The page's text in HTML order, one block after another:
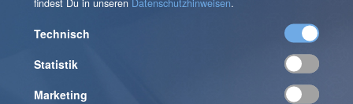
Beide Maße können für unterschiedliche Thresholds
(Grenzen) ermittelt werden. Ein relativ hoher
Precision-Wert lässt sich durch die Empfehlung der
insgesamt populärsten Items erzielen. Jedoch könnte
dies außer Acht lassen, dass es für konkrete User